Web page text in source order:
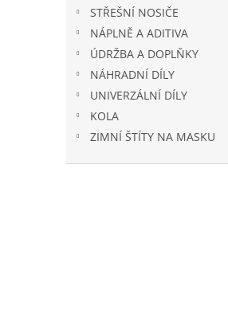
STŘEŠNÍ NOSIČE
NÁPLNĚ A ADITIVA
ÚDRŽBA A DOPLŇKY
NÁHRADNÍ DÍLY
UNIVERZÁLNÍ DÍLY
KOLA
ZIMNÍ ŠTÍTY NA MASKU